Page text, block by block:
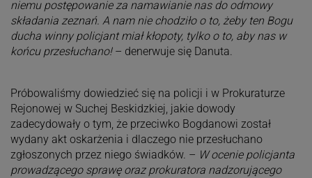
niemu postępowanie za namawianie nas do odmowy
składania zeznań. A nam nie chodziło o to, żeby ten Bogu
ducha winny policjant miał kłopoty, tylko o to, aby nas w
końcu przesłuchano!– denerwuje się Danuta.
Próbowaliśmy dowiedzieć się na policji i w Prokuraturze
Rejonowej w Suchej Beskidzkiej, jakie dowody
zadecydowały o tym, że przeciwko Bogdanowi został
wydany akt oskarżenia i dlaczego nie przesłuchano
zgłoszonych przez niego świadków. – W ocenie policjanta
prowadzącego sprawę oraz prokuratora nadzorującego